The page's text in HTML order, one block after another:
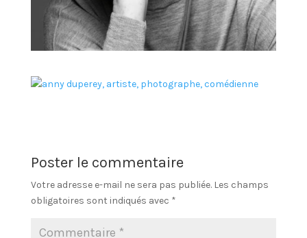
Poster le commentaire
Votre adresse e-mail ne sera pas publiée. Les champs
obligatoires sont indiqués avec *